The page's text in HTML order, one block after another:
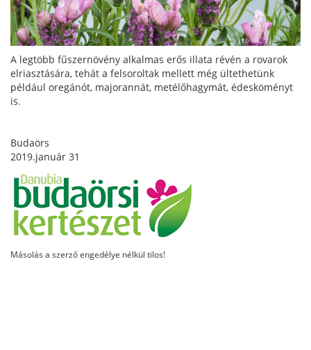
A legtöbb fűszernövény alkalmas erős illata révén a rovarok
elriasztására, tehát a felsoroltak mellett még ültethetünk
például oregánót, majorannát, metélőhagymát, édesköményt
is.
Budaörs
2019.január 31
Másolás a szerző engedélye nélkül tilos!